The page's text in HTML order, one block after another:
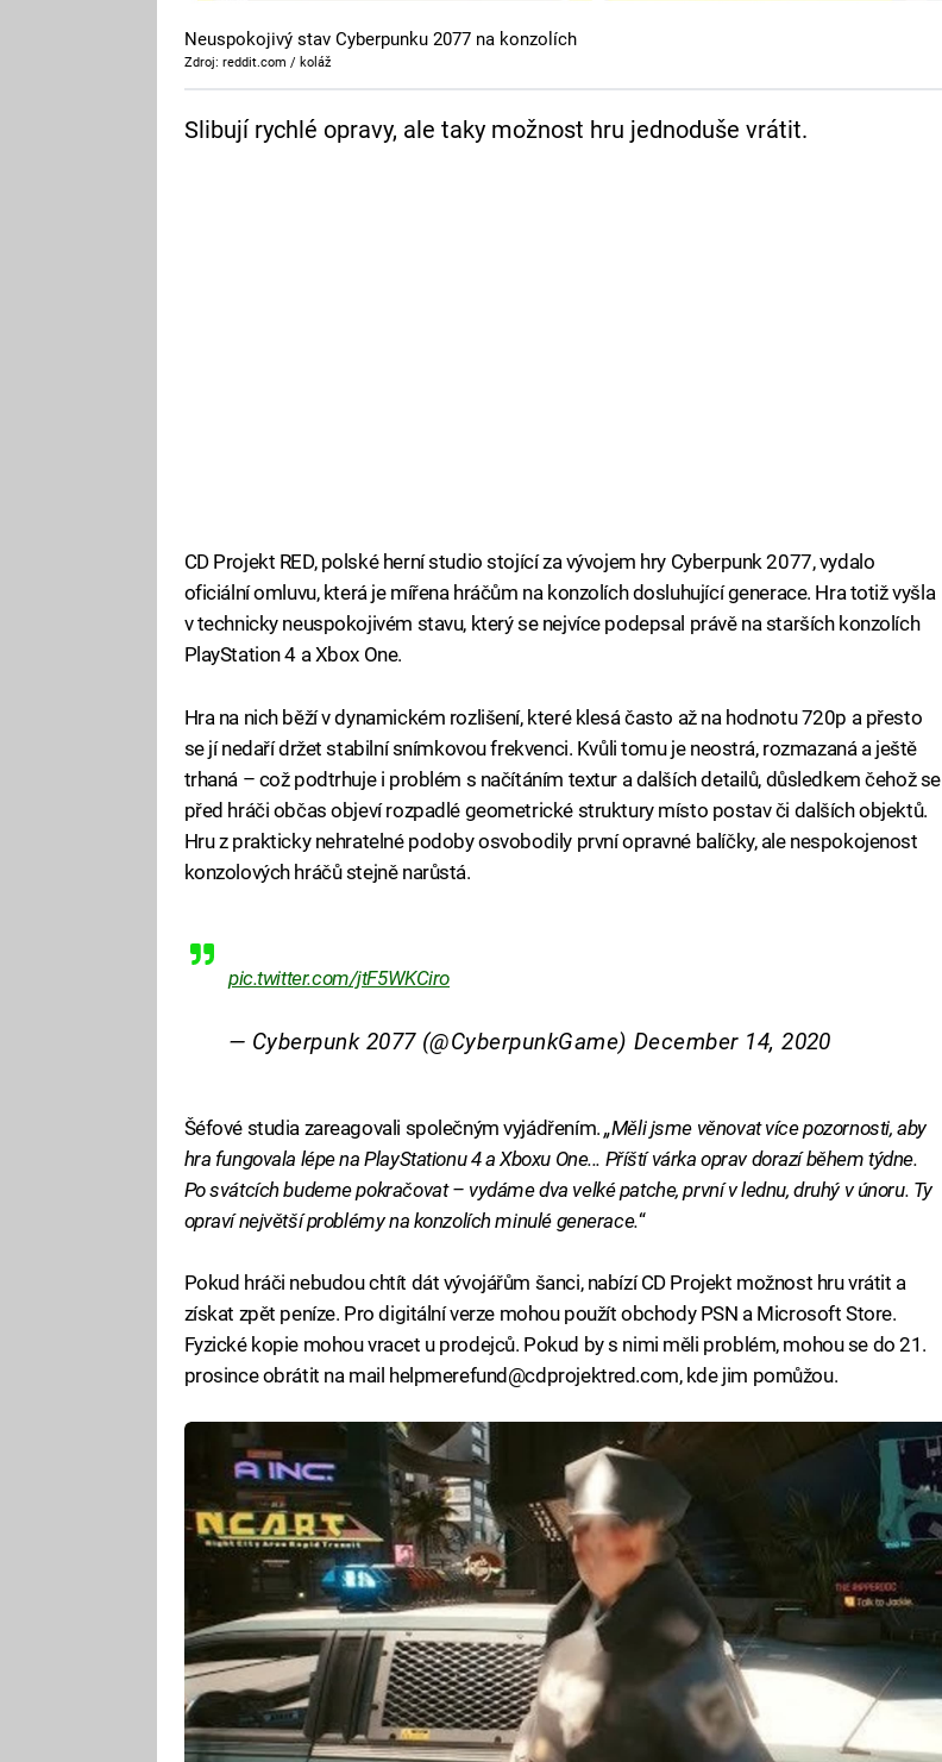
Neuspokojivý stav Cyberpunku 2077 na konzolích
Zdroj: reddit.com / koláž
Slibují rychlé opravy, ale taky možnost hru jednoduše vrátit.
CD Projekt RED, polské herní studio stojící za vývojem hry Cyberpunk 2077, vydalo
oficiální omluvu, která je mířena hráčům na konzolích dosluhující generace. Hra totiž vyšla
v technicky neuspokojivém stavu, který se nejvíce podepsal právě na starších konzolích
PlayStation 4 a Xbox One.
Hra na nich běží v dynamickém rozlišení, které klesá často až na hodnotu 720p a přesto
se jí nedaří držet stabilní snímkovou frekvenci. Kvůli tomu je neostrá, rozmazaná a ještě
trhaná – což podtrhuje i problém s načítáním textur a dalších detailů, důsledkem čehož se
před hráči občas objeví rozpadlé geometrické struktury místo postav či dalších objektů.
Hru z prakticky nehratelné podoby osvobodily první opravné balíčky, ale nespokojenost
konzolových hráčů stejně narůstá.
pic.twitter.com/jtF5WKCiro
— Cyberpunk 2077 (@CyberpunkGame) December 14, 2020
Šéfové studia zareagovali společným vyjádřením.„Měli jsme věnovat více pozornosti, aby
hra fungovala lépe na PlayStationu 4 a Xboxu One... Příští várka oprav dorazí během týdne.
Po svátcích budeme pokračovat – vydáme dva velké patche, první v lednu, druhý v únoru. Ty
opraví největší problémy na konzolích minulé generace.“
Pokud hráči nebudou chtít dát vývojářům šanci, nabízí CD Projekt možnost hru vrátit a
získat zpět peníze. Pro digitální verze mohou použít obchody PSN a Microsoft Store.
Fyzické kopie mohou vracet u prodejců. Pokud by s nimi měli problém, mohou se do 21.
prosince obrátit na mail helpmerefund@cdprojektred.com, kde jim pomůžou.